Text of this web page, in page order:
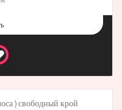
) свободный крой